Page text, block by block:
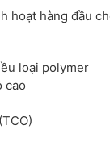
hoạt hàng đầu
loại polymer
cao